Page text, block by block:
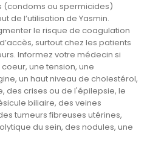
(condoms ou spermicides)
de l’utilisation de Yasmin.
le risque de coagulation
surtout chez les patients
Informez votre médecin si
une tension, une
un haut niveau de cholestérol,
des crises ou de l'épilepsie, le
biliaire, des veines
tumeurs fibreuses utérines,
du sein, des nodules, une